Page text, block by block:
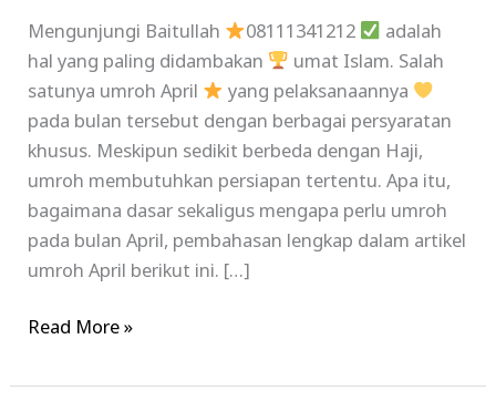
Mengunjungi Baitullah
08111341212
adalah
hal yang paling didambakan
umat Islam. Salah
satunya umroh April
yang pelaksanaannya
pada bulan tersebut dengan berbagai persyaratan
khusus. Meskipun sedikit berbeda dengan Haji,
umroh membutuhkan persiapan tertentu. Apa itu,
bagaimana dasar sekaligus mengapa perlu umroh
pada bulan April, pembahasan lengkap dalam artikel
umroh April berikut ini. […]
Read More »